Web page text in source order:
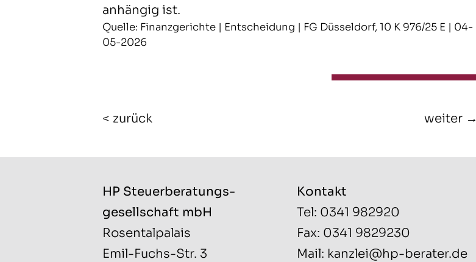
anhängig ist.
Quelle: Finanzgerichte | Entscheidung | FG Düsseldorf, 10 K 976/25 E | 04-
05-2026
< zurück weiter →
HP Steuerberatungs­
gesellschaft mbH
Rosentalpalais
Emil-Fuchs-Str. 3
Kontakt
Tel: 0341 982920
Fax: 0341 9829230
Mail: kanzlei@hp-berater.de